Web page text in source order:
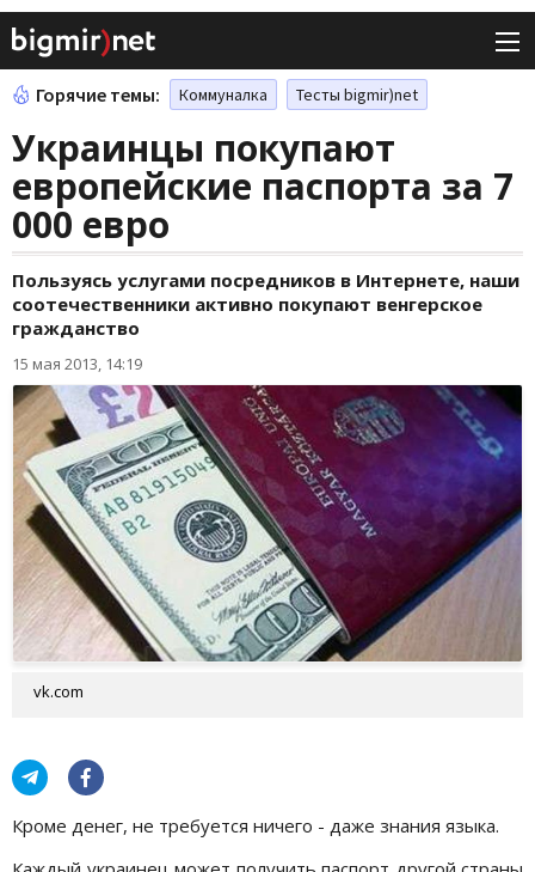
Горячие темы: Коммуналка Тесты bigmir)net
Украинцы покупают
европейские паспорта за 7
000 евро
Пользуясь услугами посредников в Интернете, наши
соотечественники активно покупают венгерское
гражданство
15 мая 2013, 14:19
vk.com
Кроме денег, не требуется ничего - даже знания языка.